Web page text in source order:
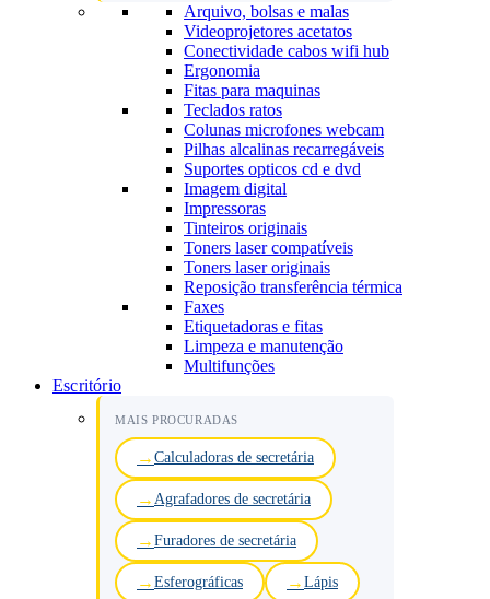
Arquivo, bolsas e malas
Videoprojetores acetatos
Conectividade cabos wifi hub
Ergonomia
Fitas para maquinas
Teclados ratos
Colunas microfones webcam
Pilhas alcalinas recarregáveis
Suportes opticos cd e dvd
Imagem digital
Impressoras
Tinteiros originais
Toners laser compatíveis
Toners laser originais
Reposição transferência térmica
Faxes
Etiquetadoras e fitas
Limpeza e manutenção
Multifunções
Escritório
MAIS PROCURADAS
Calculadoras de secretária
Agrafadores de secretária
Furadores de secretária
Esferográficas Lápis